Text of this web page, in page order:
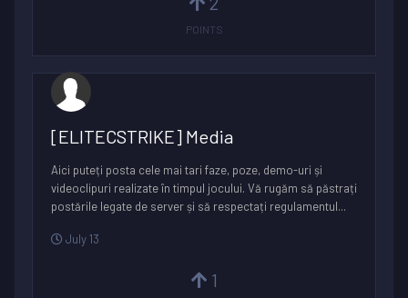
POINTS
[ELITECSTRIKE] Media
Aici puteți posta cele mai tari faze, poze, demo-uri și
videoclipuri realizate în timpul jocului. Vă rugăm să păstrați
postările legate de server și să respectați regulamentul...
July 13
1